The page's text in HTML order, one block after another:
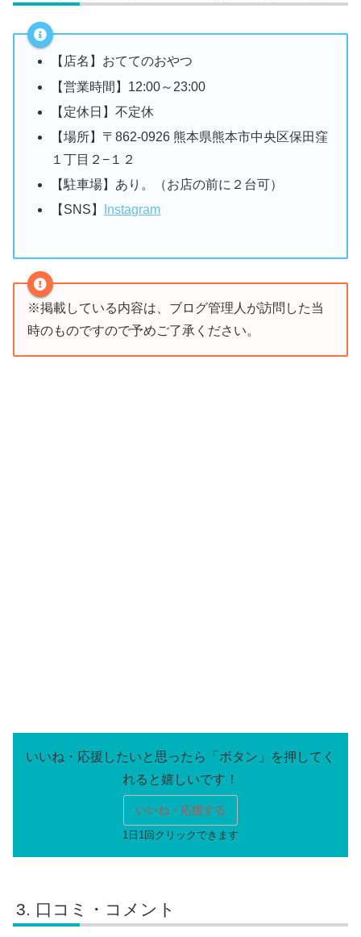
【店名】おててのおやつ
【営業時間】12:00～23:00
【定休日】不定休
【場所】〒862-0926 熊本県熊本市中央区保田窪
１丁目２−１２
【駐車場】あり。（お店の前に２台可）
【SNS】
Instagram
※掲載している内容は、ブログ管理人が訪問した当
時のものですので予めご了承ください。
いいね・応援する
口コミ・コメント